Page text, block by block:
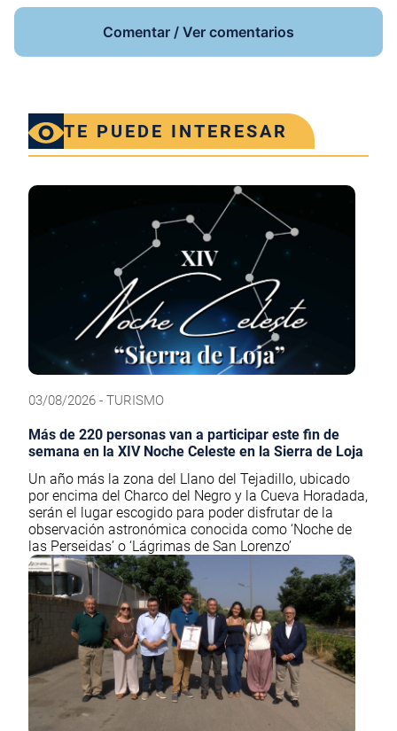
Comentar / Ver comentarios
TE PUEDE INTERESAR
03/08/2026 - TURISMO
Más de 220 personas van a participar este fin de
semana en la XIV Noche Celeste en la Sierra de Loja
Un año más la zona del Llano del Tejadillo, ubicado
por encima del Charco del Negro y la Cueva Horadada,
serán el lugar escogido para poder disfrutar de la
observación astronómica conocida como ‘Noche de
las Perseidas’ o ‘Lágrimas de San Lorenzo’